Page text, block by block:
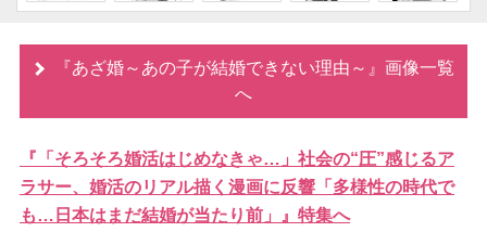
『あざ婚～あの子が結婚できない理由～』画像一覧
へ
『「そろそろ婚活はじめなきゃ…」社会の“圧”感じるア
ラサー、婚活のリアル描く漫画に反響「多様性の時代で
も…日本はまだ結婚が当たり前」』特集へ